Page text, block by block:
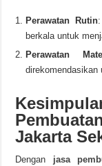
Perawatan Rutin:
berkala untuk
Perawatan
direkomendasikan
Jakarta
Dengan jasa